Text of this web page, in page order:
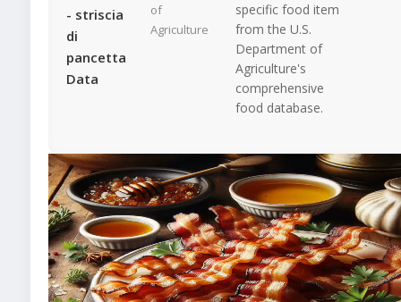
- striscia
di
pancetta
Data
of
Agriculture
specific food item
from the U.S.
Department of
Agriculture's
comprehensive
food database.